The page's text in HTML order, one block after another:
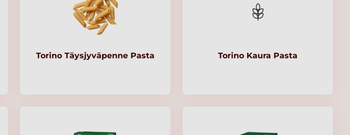
Torino Täysjyväpenne Pasta Torino Kaura Pasta